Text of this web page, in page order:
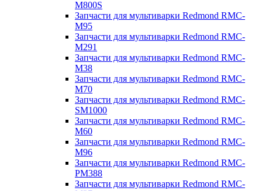
M800S
Запчасти для мультиварки Redmond RMC-
M95
Запчасти для мультиварки Redmond RMC-
M291
Запчасти для мультиварки Redmond RMC-
M38
Запчасти для мультиварки Redmond RMC-
M70
Запчасти для мультиварки Redmond RMC-
SM1000
Запчасти для мультиварки Redmond RMC-
M60
Запчасти для мультиварки Redmond RMC-
M96
Запчасти для мультиварки Redmond RMC-
PM388
Запчасти для мультиварки Redmond RMC-